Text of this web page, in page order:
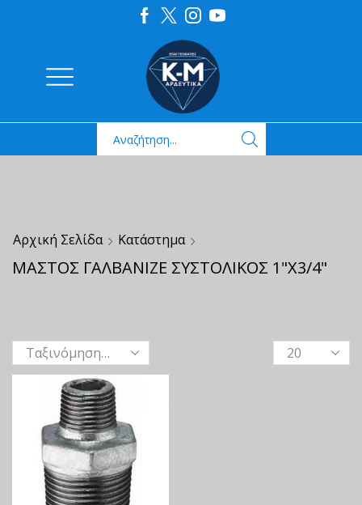
Αρχική Σελίδα Κατάστημα
ΜΑΣΤΟΣ ΓΑΛΒΑΝΙΖΕ ΣΥΣΤΟΛΙΚΟΣ 1"Χ3/4"